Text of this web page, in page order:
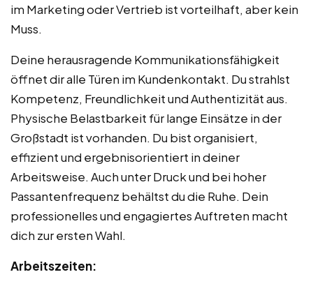
im Marketing oder Vertrieb ist vorteilhaft, aber kein
Muss.
Deine herausragende Kommunikationsfähigkeit
öffnet dir alle Türen im Kundenkontakt. Du strahlst
Kompetenz, Freundlichkeit und Authentizität aus.
Physische Belastbarkeit für lange Einsätze in der
Großstadt ist vorhanden. Du bist organisiert,
effizient und ergebnisorientiert in deiner
Arbeitsweise. Auch unter Druck und bei hoher
Passantenfrequenz behältst du die Ruhe. Dein
professionelles und engagiertes Auftreten macht
dich zur ersten Wahl.
Arbeitszeiten: